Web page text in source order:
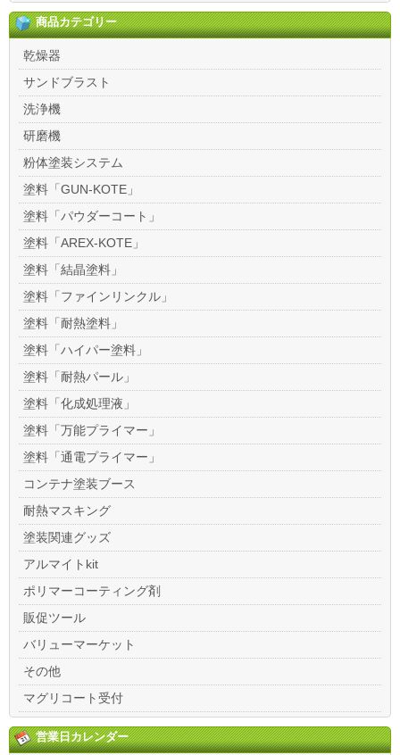
商品カテゴリー
乾燥器
サンドブラスト
洗浄機
研磨機
粉体塗装システム
塗料「GUN-KOTE」
塗料「パウダーコート」
塗料「AREX-KOTE」
塗料「結晶塗料」
塗料「ファインリンクル」
塗料「耐熱塗料」
塗料「ハイパー塗料」
塗料「耐熱パール」
塗料「化成処理液」
塗料「万能プライマー」
塗料「通電プライマー」
コンテナ塗装ブース
耐熱マスキング
塗装関連グッズ
アルマイトkit
ポリマーコーティング剤
販促ツール
バリューマーケット
その他
マグリコート受付
営業日カレンダー